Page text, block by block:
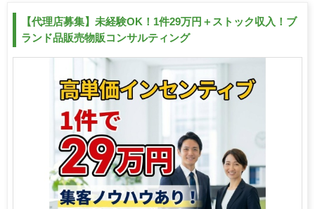
【代理店募集】未経験OK！1件29万円＋ストック収入！ブ
ランド品販売物販コンサルティング